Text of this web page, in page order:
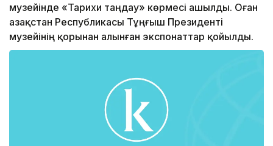
музейінде «Тарихи таңдау» көрмесі ашылды. Оған
Қазақстан Республикасы Тұңғыш Президенті
музейінің қорынан алынған экспонаттар қойылды.